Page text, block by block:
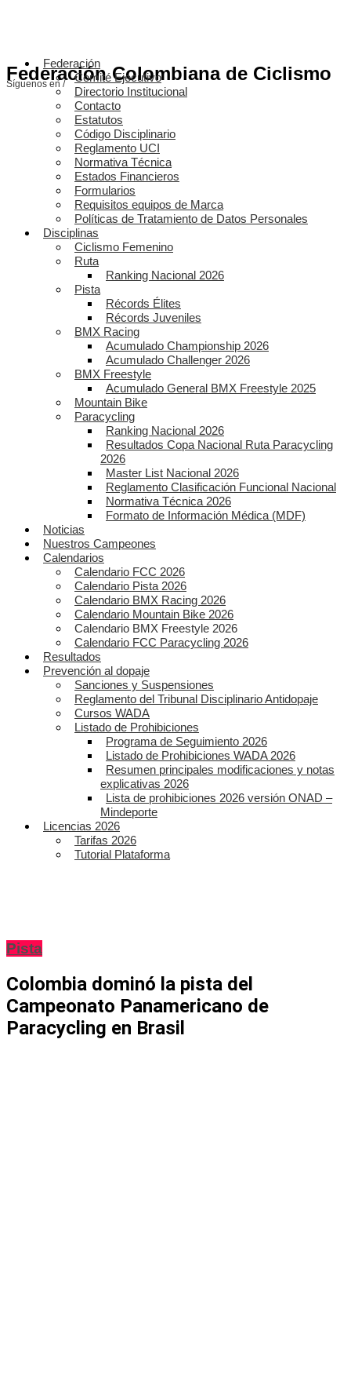
Federación Colombiana de Ciclismo
Síguenos en /
Federación
Comité Ejecutivo
Directorio Institucional
Contacto
Estatutos
Código Disciplinario
Reglamento UCI
Normativa Técnica
Estados Financieros
Formularios
Requisitos equipos de Marca
Políticas de Tratamiento de Datos Personales
Disciplinas
Ciclismo Femenino
Ruta
Ranking Nacional 2026
Pista
Récords Élites
Récords Juveniles
BMX Racing
Acumulado Championship 2026
Acumulado Challenger 2026
BMX Freestyle
Acumulado General BMX Freestyle 2025
Mountain Bike
Paracycling
Ranking Nacional 2026
Resultados Copa Nacional Ruta Paracycling
2026
Master List Nacional 2026
Reglamento Clasificación Funcional Nacional
Normativa Técnica 2026
Formato de Información Médica (MDF)
Noticias
Nuestros Campeones
Calendarios
Calendario FCC 2026
Calendario Pista 2026
Calendario BMX Racing 2026
Calendario Mountain Bike 2026
Calendario BMX Freestyle 2026
Calendario FCC Paracycling 2026
Resultados
Prevención al dopaje
Sanciones y Suspensiones
Reglamento del Tribunal Disciplinario Antidopaje
Cursos WADA
Listado de Prohibiciones
Programa de Seguimiento 2026
Listado de Prohibiciones WADA 2026
Resumen principales modificaciones y notas
explicativas 2026
Lista de prohibiciones 2026 versión ONAD –
Mindeporte
Licencias 2026
Tarifas 2026
Tutorial Plataforma
Pista
Colombia dominó la pista del
Campeonato Panamericano de
Paracycling en Brasil